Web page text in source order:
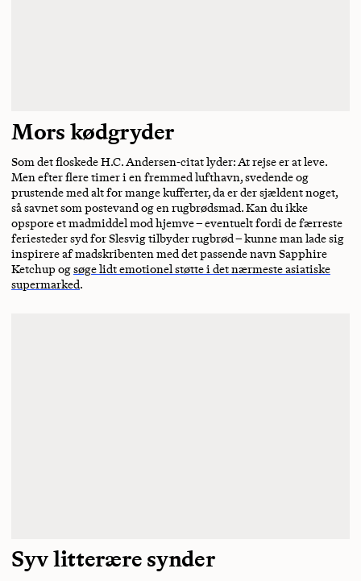
Mors kødgryder
Som det floskede H.C. Andersen-citat lyder: At rejse er at leve.
Men efter flere timer i en fremmed lufthavn, svedende og
prustende med alt for mange kufferter, da er der sjældent noget,
så savnet som postevand og en rugbrødsmad. Kan du ikke
opspore et madmiddel mod hjemve – eventuelt fordi de færreste
feriesteder syd for Slesvig tilbyder rugbrød – kunne man lade sig
inspirere af madskribenten med det passende navn Sapphire
Ketchup ogsøge lidt emotionel støtte i det nærmeste asiatiske
supermarked.
Syv litterære synder